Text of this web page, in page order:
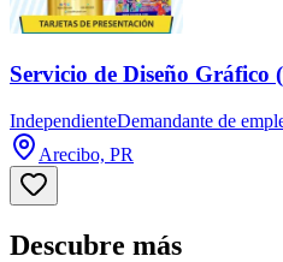
Servicio de Diseño Gráfico
IndependienteDemandante de
Arecibo, PR
Descubre más